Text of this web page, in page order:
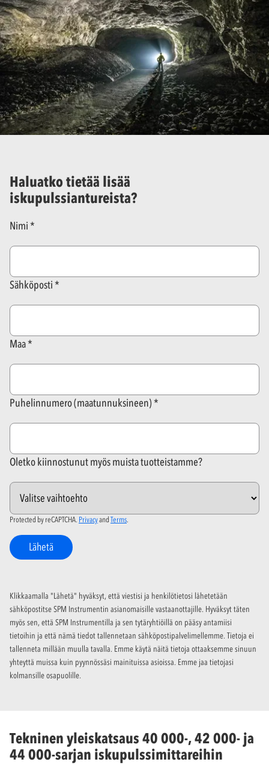
Haluatko tietää lisää
iskupulssiantureista?
Nimi
Sähköposti
Maa
Puhelinnumero (maatunnuksineen)
Oletko kiinnostunut myös muista tuotteistamme?
Protected by reCAPTCHA. Privacyand Terms.
Lähetä
Klikkaamalla "Lähetä" hyväksyt, että viestisi ja henkilötietosi lähetetään
sähköpostitse SPM Instrumentin asianomaisille vastaanottajille. Hyväksyt täten
myös sen, että SPM Instrumentilla ja sen tytäryhtiöillä on pääsy antamiisi
tietoihin ja että nämä tiedot tallennetaan sähköpostipalvelimellemme. Tietoja ei
tallenneta millään muulla tavalla. Emme käytä näitä tietoja ottaaksemme sinuun
yhteyttä muissa kuin pyynnössäsi mainituissa asioissa. Emme jaa tietojasi
kolmansille osapuolille.
Tekninen yleiskatsaus 40 000-, 42 000- ja
44 000-sarjan iskupulssimittareihin